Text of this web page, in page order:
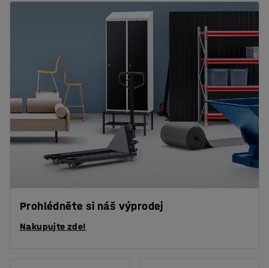
Prohlédněte si náš výprodej
Nakupujte zde!